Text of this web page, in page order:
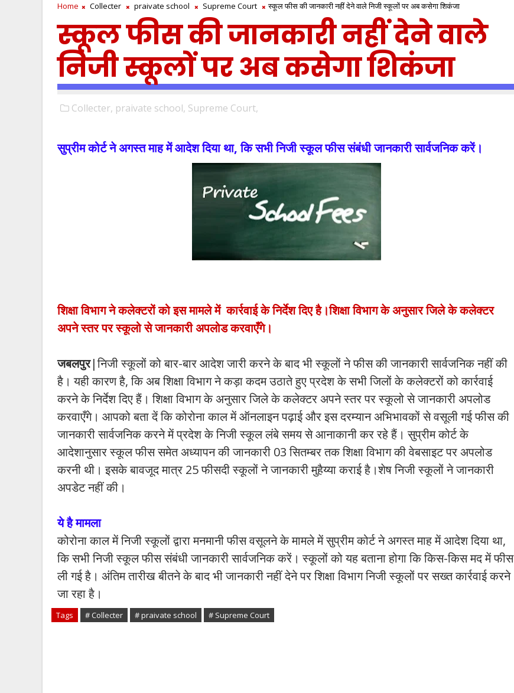
Home Collecter praivate school Supreme Court स्कूल फीस की जानकारी नहीं देने वाले निजी स्कूलों पर अब कसेगा शिकंजा
स्कूल फीस की जानकारी नहीं देने वाले
निजी स्कूलों पर अब कसेगा शिकंजा
Collecter, praivate school, Supreme Court,
सुप्रीम कोर्ट ने अगस्त माह में आदेश दिया था, कि सभी निजी स्कूल फीस संबंधी जानकारी सार्वजनिक करें।
शिक्षा विभाग ने कलेक्टरों को इस मामले में कार्रवाई के निर्देश दिए है।शिक्षा विभाग के अनुसार जिले के कलेक्टर
अपने स्तर पर स्कूलो से जानकारी अपलोड करवाएँगे।
जबलपुर|निजी स्कूलों को बार-बार आदेश जारी करने के बाद भी स्कूलों ने फीस की जानकारी सार्वजनिक नहीं की
है। यही कारण है, कि अब शिक्षा विभाग ने कड़ा कदम उठाते हुए प्रदेश के सभी जिलों के कलेक्टरों को कार्रवाई
करने के निर्देश दिए हैं। शिक्षा विभाग के अनुसार जिले के कलेक्टर अपने स्तर पर स्कूलो से जानकारी अपलोड
करवाएँगे। आपको बता दें कि कोरोना काल में ऑनलाइन पढ़ाई और इस दरम्यान अभिभावकों से वसूली गई फीस की
जानकारी सार्वजनिक करने में प्रदेश के निजी स्कूल लंबे समय से आनाकानी कर रहे हैं। सुप्रीम कोर्ट के
आदेशानुसार स्कूल फीस समेत अध्यापन की जानकारी 03 सितम्बर तक शिक्षा विभाग की वेबसाइट पर अपलोड
करनी थी। इसके बावजूद मात्र 25 फीसदी स्कूलों ने जानकारी मुहैय्या कराई है।शेष निजी स्कूलों ने जानकारी
अपडेट नहीं की।
ये है मामला
कोरोना काल में निजी स्कूलों द्वारा मनमानी फीस वसूलने के मामले में सुप्रीम कोर्ट ने अगस्त माह में आदेश दिया था,
कि सभी निजी स्कूल फीस संबंधी जानकारी सार्वजनिक करें। स्कूलों को यह बताना होगा कि किस-किस मद में फीस
ली गई है। अंतिम तारीख बीतने के बाद भी जानकारी नहीं देने पर शिक्षा विभाग निजी स्कूलों पर सख्त कार्रवाई करने
जा रहा है।
Tags # Collecter # praivate school # Supreme Court